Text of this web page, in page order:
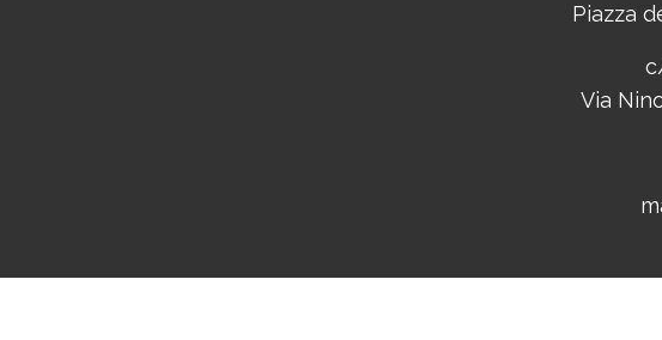
Piazza
Via